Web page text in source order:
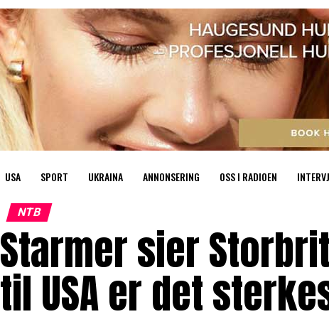
USA SPORT UKRAINA ANNONSERING OSS I RADIOEN
NTB
Starmer sier
til USA er det